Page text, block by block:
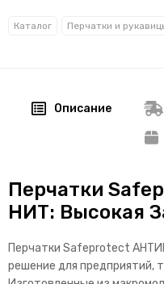
Каталог Перчатки и
Описание
Перчатки
НИТ: Высокая
Перчатки Safeprotect
решение для предприятий,